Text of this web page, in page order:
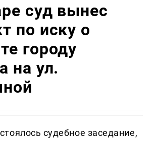
суд вынес
по иску о
городу
на ул.
судебное заседание,